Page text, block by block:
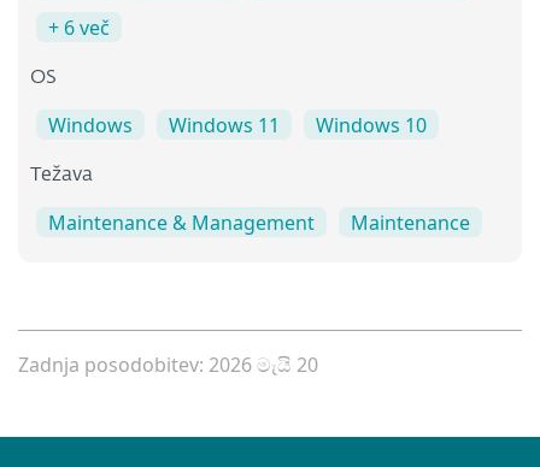
+ 6 več
OS
Windows Windows 11 Windows 10
Težava
Maintenance & Management Maintenance
Zadnja posodobitev: 2026 මැයි 20